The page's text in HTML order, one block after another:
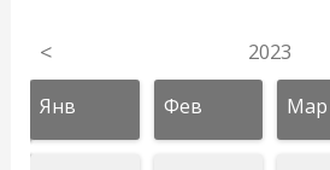
< 2023
Янв Фев Мар